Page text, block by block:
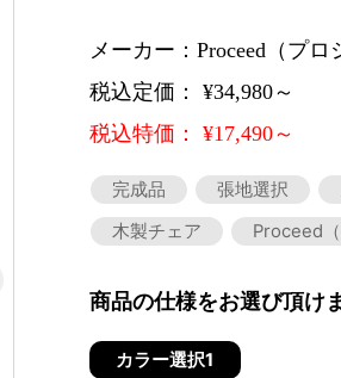
メーカー：Proceed（プロ
税込定価： ¥34,980～
税込特価： ¥17,490～
完成品 張地選択
木製チェア
Proceed（
商品の仕様をお選び頂け
カラー選択1